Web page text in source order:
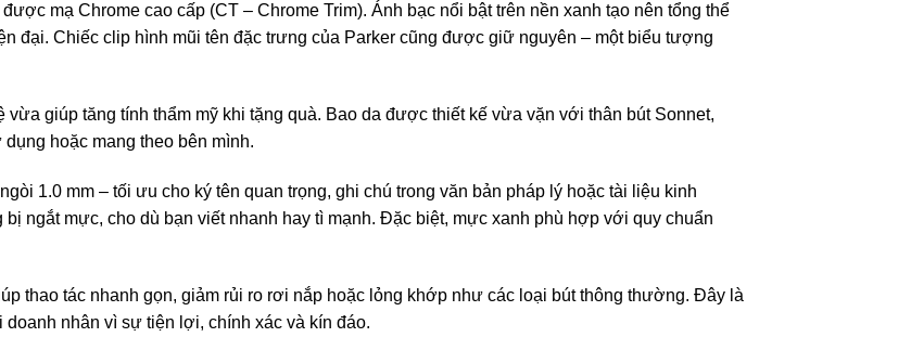
mạ Chrome cao cấp (CT – Chrome Trim). Ánh bạc nổi bật trên nền xanh tạo nên tổng thể
đại. Chiếc clip hình mũi tên đặc trưng của Parker cũng được giữ nguyên – một biểu tượng
vừa giúp tăng tính thẩm mỹ khi tặng quà. Bao da được thiết kế vừa vặn với thân bút Sonnet,
hoặc mang theo bên mình.
1.0 mm – tối ưu cho ký tên quan trọng, ghi chú trong văn bản pháp lý hoặc tài liệu kinh
ngắt mực, cho dù bạn viết nhanh hay tì mạnh. Đặc biệt, mực xanh phù hợp với quy chuẩn
thao tác nhanh gọn, giảm rủi ro rơi nắp hoặc lỏng khớp như các loại bút thông thường. Đây là
nhân vì sự tiện lợi, chính xác và kín đáo.